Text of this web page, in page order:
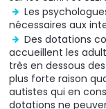
Les
nécessaires aux
Des dotations
accueillent les
très en dessous
plus forte raison
autistes qui en
dotations ne